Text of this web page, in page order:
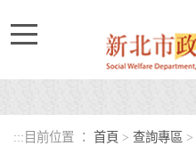
::: 目前位置 ： 首頁 > 查詢專區 >